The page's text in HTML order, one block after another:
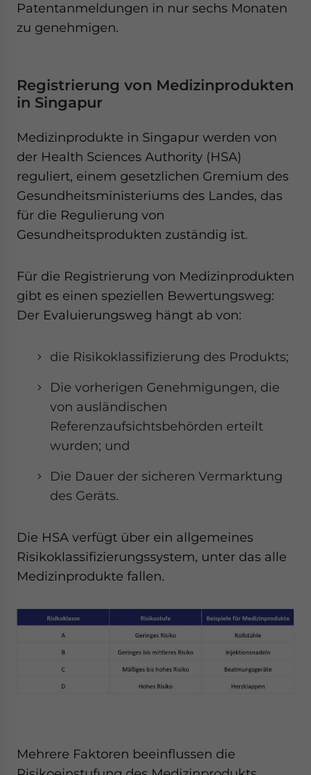
Patentanmeldungen in nur sechs Monaten
zu genehmigen.
Registrierung von Medizinprodukten
in Singapur
Medizinprodukte in Singapur werden von
der Health Sciences Authority (HSA)
reguliert, einem gesetzlichen Gremium des
Gesundheitsministeriums des Landes, das
für die Regulierung von
Gesundheitsprodukten zuständig ist.
Für die Registrierung von Medizinprodukten
gibt es einen speziellen Bewertungsweg:
Der Evaluierungsweg hängt ab von:
die Risikoklassifizierung des Produkts;
Die vorherigen Genehmigungen, die
von ausländischen
Referenzaufsichtsbehörden erteilt
wurden; und
Die Dauer der sicheren Vermarktung
des Geräts.
Die HSA verfügt über ein allgemeines
Risikoklassifizierungssystem, unter das alle
Medizinprodukte fallen.
Mehrere Faktoren beeinflussen die